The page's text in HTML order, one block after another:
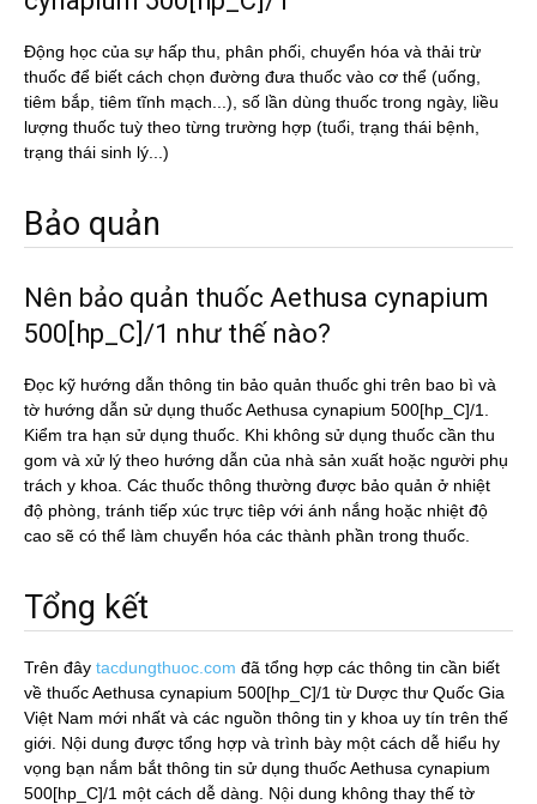
Động học của sự hấp thu, phân phối, chuyển hóa và thải trừ
thuốc để biết cách chọn đường đưa thuốc vào cơ thể (uống,
tiêm bắp, tiêm tĩnh mạch...), số lần dùng thuốc trong ngày, liều
lượng thuốc tuỳ theo từng trường hợp (tuổi, trạng thái bệnh,
trạng thái sinh lý...)
Bảo quản
Nên bảo quản thuốc Aethusa cynapium
500[hp_C]/1 như thế nào?
Đọc kỹ hướng dẫn thông tin bảo quản thuốc ghi trên bao bì và
tờ hướng dẫn sử dụng thuốc Aethusa cynapium 500[hp_C]/1.
Kiểm tra hạn sử dụng thuốc. Khi không sử dụng thuốc cần thu
gom và xử lý theo hướng dẫn của nhà sản xuất hoặc người phụ
trách y khoa. Các thuốc thông thường được bảo quản ở nhiệt
độ phòng, tránh tiếp xúc trực tiêp với ánh nắng hoặc nhiệt độ
cao sẽ có thể làm chuyển hóa các thành phần trong thuốc.
Tổng kết
Trên đây tacdungthuoc.com đã tổng hợp các thông tin cần biết
về thuốc Aethusa cynapium 500[hp_C]/1 từ Dược thư Quốc Gia
Việt Nam mới nhất và các nguồn thông tin y khoa uy tín trên thế
giới. Nội dung được tổng hợp và trình bày một cách dễ hiểu hy
vọng bạn nắm bắt thông tin sử dụng thuốc Aethusa cynapium
500[hp_C]/1 một cách dễ dàng. Nội dung không thay thế tờ